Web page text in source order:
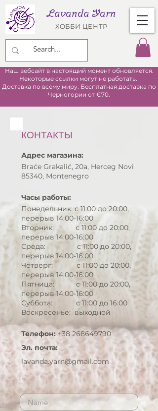
Lavanda Yarn
ХОББИ ЦЕНТР
Наш вебсайт в настоящий момент обновляется.
Некоторые ссылки могут не работать.
Доставка по всему миру. Бесплатная доставка по
Черногории от €70.
КОНТАКТЫ
Адрес магазина:
Braće Grakalić, 20a, Herceg Novi
85340, Montenegro
Часы работы:
Понедельник: с 11:00 до 20:00,
перерыв 14:00-16:00
Вторник: с 11:00 до 20:00,
перерыв 14:00-16:00
Среда: с 11:00 до 20:00,
перерыв 14:00-16:00
Четверг: с 11:00 до 20:00,
перерыв 14:00-16:00
Пятница: с 11:00 до 20:00,
перерыв 14:00-16:00
Суббота: с 11:00 до 16:00
Воскресенье: выходной
Телефон: +38 268649790
Эл. почта:
lavanda.yarn@gmail.com